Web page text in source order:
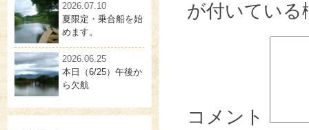
2026.07.10
夏限定・乗合船を始
めます。
2026.06.25
本日（6/25）午後か
ら欠航
が付いている
コメント